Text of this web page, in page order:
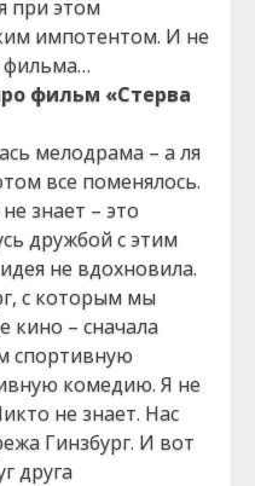
при этом
импотентом. И не
фильма…
фильм «Стерва
мелодрама – а ля
все поменялось.
знает – это
дружбой с этим
не вдохновила.
с которым мы
кино – сначала
спортивную
комедию. Я не
не знает. Нас
Гинзбург. И вот
друга